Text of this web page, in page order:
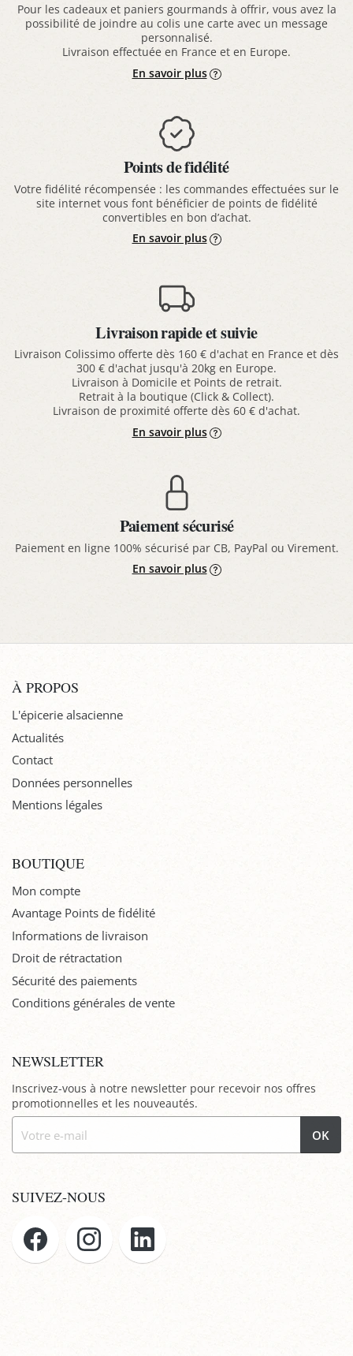
Pour les cadeaux et paniers gourmands à offrir, vous avez la
possibilité de joindre au colis une carte avec un message
personnalisé.
Livraison effectuée en France et en Europe.
En savoir plus
Points de fidélité
Votre fidélité récompensée : les commandes effectuées sur le
site internet vous font bénéficier de points de fidélité
convertibles en bon d’achat.
En savoir plus
Livraison rapide et suivie
Livraison Colissimo offerte dès 160 € d'achat en France et dès
300 € d'achat jusqu'à 20kg en Europe.
Livraison à Domicile et Points de retrait.
Retrait à la boutique (Click & Collect).
Livraison de proximité offerte dès 60 € d'achat.
En savoir plus
Paiement sécurisé
Paiement en ligne 100% sécurisé par CB, PayPal ou Virement.
En savoir plus
À PROPOS
L'épicerie alsacienne
Actualités
Contact
Données personnelles
Mentions légales
BOUTIQUE
Mon compte
Avantage Points de fidélité
Informations de livraison
Droit de rétractation
Sécurité des paiements
Conditions générales de vente
NEWSLETTER
Inscrivez-vous à notre newsletter pour recevoir nos offres
promotionnelles et les nouveautés.
OK
SUIVEZ-NOUS